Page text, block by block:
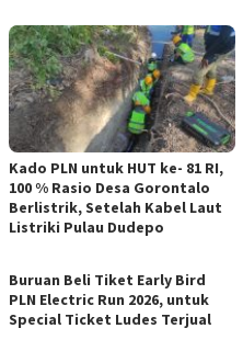
Kado PLN untuk HUT ke- 81 RI,
100 % Rasio Desa Gorontalo
Berlistrik, Setelah Kabel Laut
Listriki Pulau Dudepo
Buruan Beli Tiket Early Bird
PLN Electric Run 2026, untuk
Special Ticket Ludes Terjual